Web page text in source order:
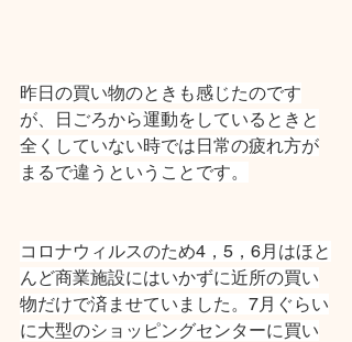
昨日の買い物のときも感じたのです
が、日ごろから運動をしているときと
全くしていない時では日常の疲れ方が
まるで違うということです。
コロナウィルスのため4，5，6月はほと
んど商業施設にはいかずに近所の買い
物だけで済ませていました。7月ぐらい
に大型のショッピングセンターに買い